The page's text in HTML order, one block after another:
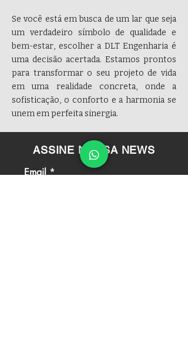
Se você está em busca de um lar que seja
um verdadeiro símbolo de qualidade e
bem-estar, escolher a DLT Engenharia é
uma decisão acertada. Estamos prontos
para transformar o seu projeto de vida
em uma realidade concreta, onde a
sofisticação, o conforto e a harmonia se
unem em perfeita sinergia.
ASSINE NOSSA NEWS
Email